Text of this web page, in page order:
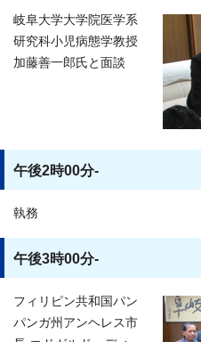
岐阜大学大学院医学系
研究科小児病態学教授
加藤善一郎氏と面談
午後2時00分-
執務
午後3時00分-
フィリピン共和国パン
パンガ州アンヘレス市